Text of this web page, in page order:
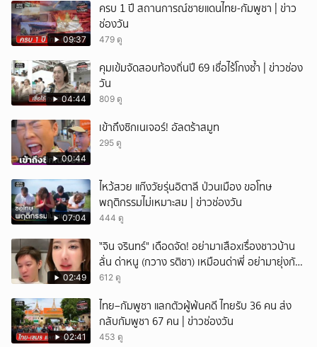
09:37
ครบ 1 ปี สถานการณ์ชายแดนไทย-กัมพูชา | ข่าว
ช่องวัน
479 ดู
04:44
คุมเข้มจัดสอบท้องถิ่นปี 69 เชื่อไร้โกงซ้ำ | ข่าวช่อง
วัน
809 ดู
00:44
เข้าถึงซิกเนเจอร์! อัลตร้าสมูท
295 ดู
07:04
ไหว้สวย แก๊งวัยรุ่นอิตาลี ป่วนเมือง ขอโทษ
พฤติกรรมไม่เหมาะสม | ข่าวช่องวัน
444 ดู
02:49
ั่"จิน จรินทร์" เดือดจัด! อย่ามาเสือxเรื่องชาวบ้าน
ลั่น ด่าหนู (กวาง รติชา) เหมือนด่าพี่ อย่ามายุ่งกับ
คนของผม จบ!!!
612 ดู
02:41
ไทย–กัมพูชา แลกตัวผู้พ้นคดี ไทยรับ 36 คน ส่ง
กลับกัมพูชา 67 คน | ข่าวช่องวัน
453 ดู